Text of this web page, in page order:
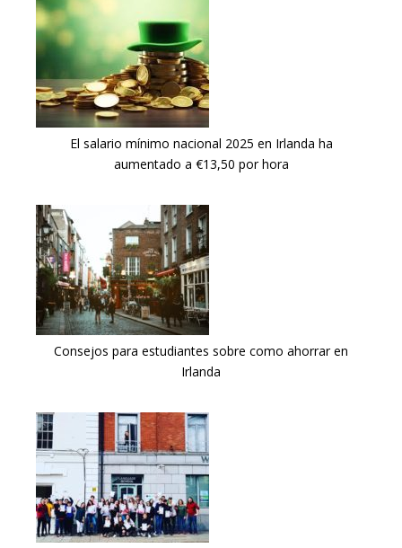
El salario mínimo nacional 2025 en Irlanda ha
aumentado a €13,50 por hora
Consejos para estudiantes sobre como ahorrar en
Irlanda